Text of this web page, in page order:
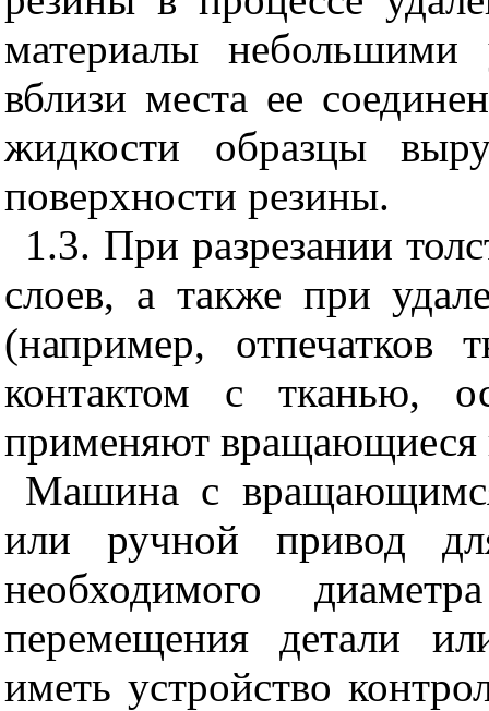
материалы небольшими
вблизи места ее
жидкости образцы
поверхности резины.
1.3. При разрезании
слоев, а также при
(например, отпечатков
контактом с тканью,
применяют вращающиеся
Машина с
или ручной привод
необходимого
перемещения детали
иметь устройство